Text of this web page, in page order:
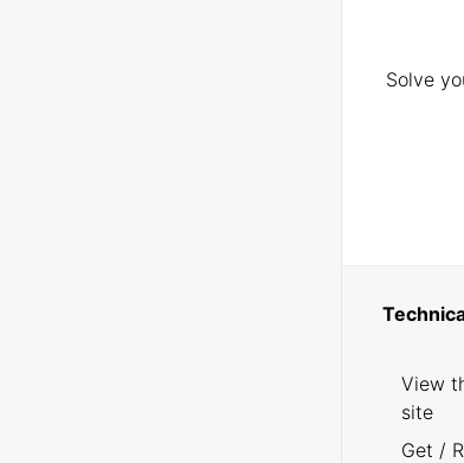
Solve
View
site
Get /